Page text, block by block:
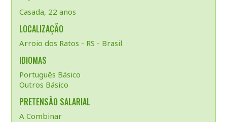
Casada, 22 anos
LOCALIZAÇÃO
Arroio dos Ratos - RS - Brasil
IDIOMAS
Português Básico
Outros Básico
PRETENSÃO SALARIAL
A Combinar